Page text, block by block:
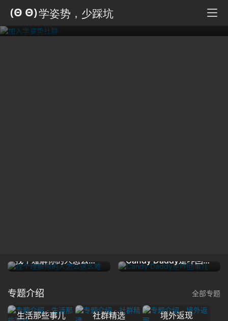
加入学姿势社群
找个理解你的人怎么这么难 Candy Daddy是咋回事儿
专题介绍 全部专题
生活那些事儿 社群精选
境外返现